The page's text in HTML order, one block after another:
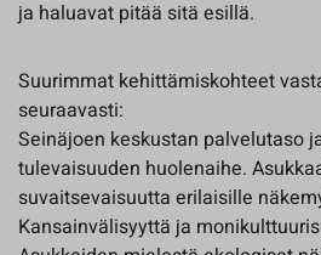
ja haluavat pitää sitä esillä.
Suurimmat kehittämiskohteet
seuraavasti:
Seinäjoen keskustan palvelutaso
tulevaisuuden huolenaihe.
suvaitsevaisuutta erilaisille
Kansainvälisyyttä ja